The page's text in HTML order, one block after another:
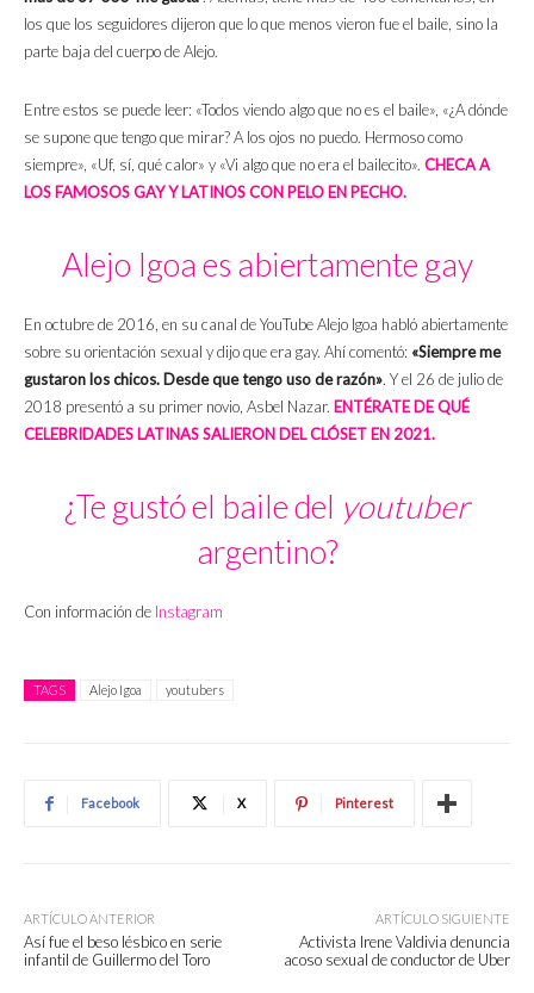
los que los seguidores dijeron que lo que menos vieron fue el baile, sino la
parte baja del cuerpo de Alejo.
Entre estos se puede leer: «Todos viendo algo que no es el baile», «¿A dónde
se supone que tengo que mirar? A los ojos no puedo. Hermoso como
siempre», «Uf, sí, qué calor» y «Vi algo que no era el bailecito». CHECA A
LOS FAMOSOS GAY Y LATINOS CON PELO EN PECHO.
Alejo Igoa es abiertamente gay
En octubre de 2016, en su canal de YouTube Alejo Igoa habló abiertamente
sobre su orientación sexual y dijo que era gay. Ahí comentó: «Siempre me
gustaron los chicos. Desde que tengo uso de razón». Y el 26 de julio de
2018 presentó a su primer novio, Asbel Nazar. ENTÉRATE DE QUÉ
CELEBRIDADES LATINAS SALIERON DEL CLÓSET EN 2021.
¿Te gustó el baile del youtuber
argentino?
Con información de Instagram
TAGS Alejo Igoa youtubers
Facebook X Pinterest
ARTÍCULO ANTERIOR
Así fue el beso lésbico en serie
infantil de Guillermo del Toro
ARTÍCULO SIGUIENTE
Activista Irene Valdivia denuncia
acoso sexual de conductor de Uber